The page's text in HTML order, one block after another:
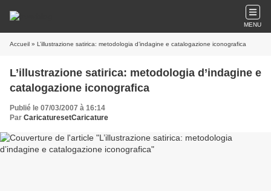
MENU
Accueil » L’illustrazione satirica: metodologia d’indagine e catalogazione iconografica
L’illustrazione satirica: metodologia d’indagine e
catalogazione iconografica
Publié le 07/03/2007 à 16:14
Par CaricaturesetCaricature